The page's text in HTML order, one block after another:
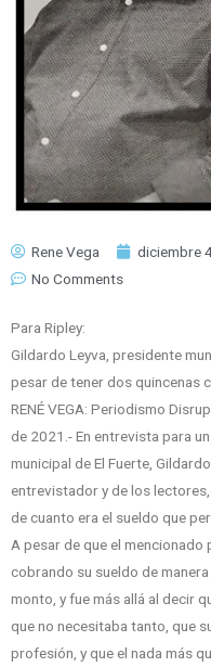
Rene Vega diciembre
No Comments
Para Ripley:
Gildardo Leyva, presidente
pesar de tener dos quincenas
RENÉ VEGA: Periodismo
de 2021.- En entrevista para
municipal de El Fuerte,
entrevistador y de los
de cuanto era el sueldo que
A pesar de que el
cobrando su sueldo de
monto, y fue más allá al decir
que no necesitaba tanto, que
profesión, y que el nada más